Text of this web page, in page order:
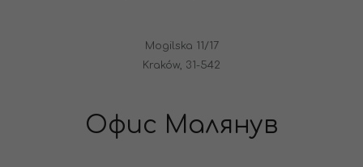
Mogilska 11/17
Kraków, 31-542
Офис Малянув